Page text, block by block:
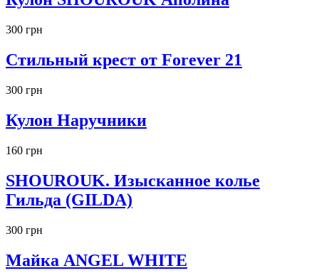
300 грн
Стильный крест от Forever 21
300 грн
Кулон Наручники
160 грн
SHOUROUK. Изысканное колье
Гильда (GILDA)
300 грн
Майка ANGEL WHITE